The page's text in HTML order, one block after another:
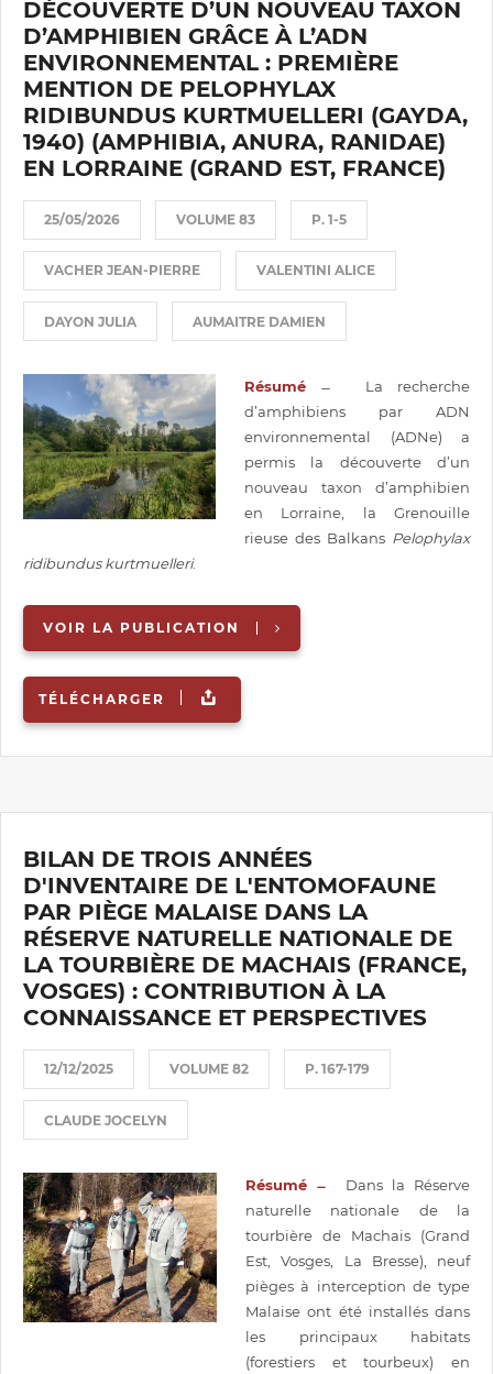
DÉCOUVERTE D’UN NOUVEAU TAXON
D’AMPHIBIEN GRÂCE À L’ADN
ENVIRONNEMENTAL : PREMIÈRE
MENTION DE PELOPHYLAX
RIDIBUNDUS KURTMUELLERI (GAYDA,
1940) (AMPHIBIA, ANURA, RANIDAE)
EN LORRAINE (GRAND EST, FRANCE)
25/05/2026 VOLUME 83 P. 1-5
VACHER JEAN-PIERRE VALENTINI ALICE
DAYON JULIA AUMAITRE DAMIEN
Résumé ̶ La recherche
d’amphibiens par ADN
environnemental (ADNe) a
permis la découverte d’un
nouveau taxon d’amphibien
en Lorraine, la Grenouille
rieuse des Balkans Pelophylax
ridibundus kurtmuelleri.
VOIR LA PUBLICATION
TÉLÉCHARGER
BILAN DE TROIS ANNÉES
D'INVENTAIRE DE L'ENTOMOFAUNE
PAR PIÈGE MALAISE DANS LA
RÉSERVE NATURELLE NATIONALE DE
LA TOURBIÈRE DE MACHAIS (FRANCE,
VOSGES) : CONTRIBUTION À LA
CONNAISSANCE ET PERSPECTIVES
12/12/2025 VOLUME 82 P. 167-179
CLAUDE JOCELYN
Résumé ̶ Dans la Réserve
naturelle nationale de la
tourbière de Machais (Grand
Est, Vosges, La Bresse), neuf
pièges à interception de type
Malaise ont été installés dans
les principaux habitats
(forestiers et tourbeux) en